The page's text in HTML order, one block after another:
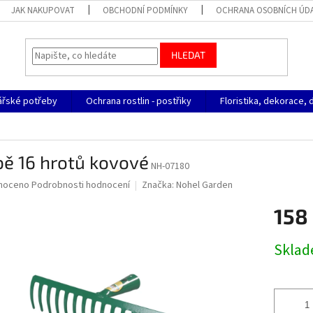
JAK NAKUPOVAT OBCHODNÍ PODMÍNKY OCHRANA OSOBNÍCH
HLEDAT
potřeby Ochrana rostlin - postřiky Floristika, dekorace,
16 hrotů kovové NH-07180
Podrobnosti hodnocení Značka: Nohel Garden
158
cena: